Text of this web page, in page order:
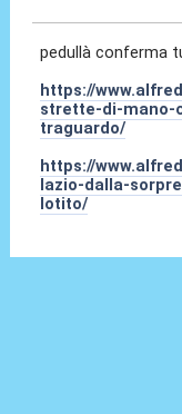
pedullà conferma
https://
strette-di-mano-
traguardo/
https://
lazio-dalla-
lotito/